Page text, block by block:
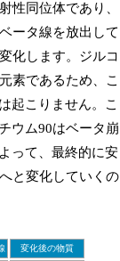
性同位体であり、
ータ線を放出して
化します。ジルコ
素であるため、こ
起こりません。こ
ウム90はベータ崩
って、最終的に安
と変化していくの
変化後の物質